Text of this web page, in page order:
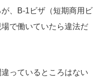
、B-1ビザ（短期商用ビ
で働いていたら違法だ
っているところはない